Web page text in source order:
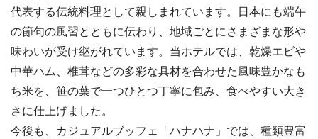
代表する伝統料理として親しまれています。日本にも端午
の節句の風習とともに伝わり、地域ごとにさまざまな形や
味わいが受け継がれています。当ホテルでは、乾燥エビや
中華ハム、椎茸などの多彩な具材を合わせた風味豊かなも
ち米を、笹の葉で一つひとつ丁寧に包み、食べやすい大き
さに仕上げました。
今後も、カジュアルブッフェ「ハナハナ」では、種類豊富